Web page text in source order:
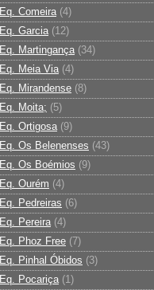
Eq. Comeira (4)
Eq. Garcia (12)
Eq. Martingança (34)
Eq. Meia Via (4)
Eq. Mirandense (8)
Eq. Moita; (5)
Eq. Ortigosa (9)
Eq. Os Belenenses (43)
Eq. Os Boémios (9)
Eq. Ourém (4)
Eq. Pedreiras (6)
Eq. Pereira (4)
Eq. Phoz Free (7)
Eq. Pinhal Óbidos (3)
Eq. Pocariça (1)